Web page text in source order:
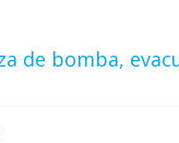
de bomba,